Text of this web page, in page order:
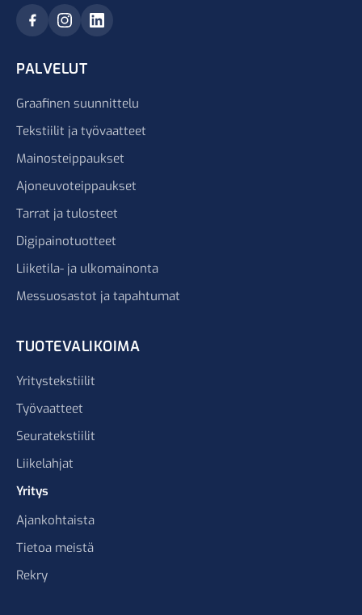
PALVELUT
Graafinen suunnittelu
Tekstiilit ja työvaatteet
Mainosteippaukset
Ajoneuvoteippaukset
Tarrat ja tulosteet
Digipainotuotteet
Liiketila- ja ulkomainonta
Messuosastot ja tapahtumat
TUOTEVALIKOIMA
Yritystekstiilit
Työvaatteet
Seuratekstiilit
Liikelahjat
Yritys
Ajankohtaista
Tietoa meistä
Rekry